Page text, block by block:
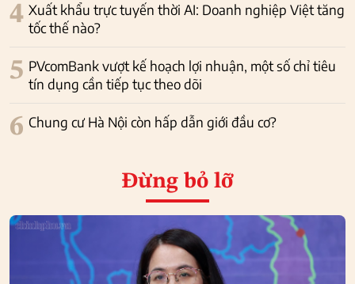
4 Xuất khẩu trực tuyến thời AI: Doanh nghiệp Việt tăng
tốc thế nào?
5 PVcomBank vượt kế hoạch lợi nhuận, một số chỉ tiêu
tín dụng cần tiếp tục theo dõi
6 Chung cư Hà Nội còn hấp dẫn giới đầu cơ?
Đừng bỏ lỡ